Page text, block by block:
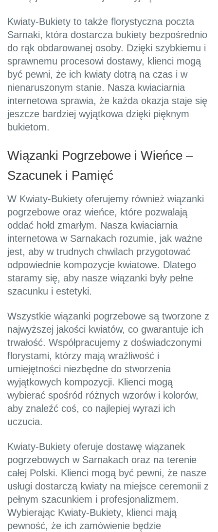
Kwiaty-Bukiety to także florystyczna poczta
Sarnaki, która dostarcza bukiety bezpośrednio
do rąk obdarowanej osoby. Dzięki szybkiemu i
sprawnemu procesowi dostawy, klienci mogą
być pewni, że ich kwiaty dotrą na czas i w
nienaruszonym stanie. Nasza kwiaciarnia
internetowa sprawia, że każda okazja staje się
jeszcze bardziej wyjątkowa dzięki pięknym
bukietom.
Wiązanki Pogrzebowe i Wieńce –
Szacunek i Pamięć
W Kwiaty-Bukiety oferujemy również wiązanki
pogrzebowe oraz wieńce, które pozwalają
oddać hołd zmarłym. Nasza kwiaciarnia
internetowa w Sarnakach rozumie, jak ważne
jest, aby w trudnych chwilach przygotować
odpowiednie kompozycje kwiatowe. Dlatego
staramy się, aby nasze wiązanki były pełne
szacunku i estetyki.
Wszystkie wiązanki pogrzebowe są tworzone z
najwyższej jakości kwiatów, co gwarantuje ich
trwałość. Współpracujemy z doświadczonymi
florystami, którzy mają wrażliwość i
umiejętności niezbędne do stworzenia
wyjątkowych kompozycji. Klienci mogą
wybierać spośród różnych wzorów i kolorów,
aby znaleźć coś, co najlepiej wyrazi ich
uczucia.
Kwiaty-Bukiety oferuje dostawę wiązanek
pogrzebowych w Sarnakach oraz na terenie
całej Polski. Klienci mogą być pewni, że nasze
usługi dostarczą kwiaty na miejsce ceremonii z
pełnym szacunkiem i profesjonalizmem.
Wybierając Kwiaty-Bukiety, klienci mają
pewność, że ich zamówienie będzie